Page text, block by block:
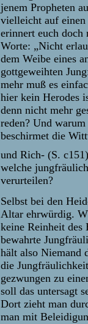
jenem Propheten
vielleicht auf einen
erinnert euch
Worte: „Nicht
dem Weibe eines
gottgeweihten
mehr muß es
hier kein Herodes
denn nicht mehr
reden? Und
beschirmet die
und Rich- (S.
welche
verurteilen?
Selbst bei den
Altar ehrwürdig.
keine Reinheit des
bewahrte
hält also Niemand
die
gezwungen zu
soll das untersagt
Dort zieht man
man mit